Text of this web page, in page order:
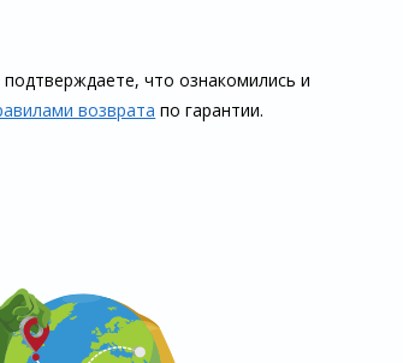
что озна­комились и
воз­врата по гарантии.